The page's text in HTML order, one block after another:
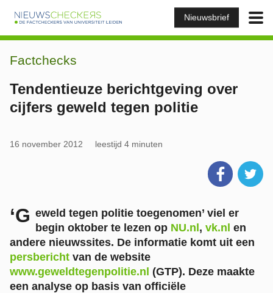
Nieuwsbrief
Factchecks
Tendentieuze berichtgeving over
cijfers geweld tegen politie
16 november 2012 leestijd 4 minuten
‘G eweld tegen politie toegenomen’ viel er
begin oktober te lezen op NU.nl, vk.nl en
andere nieuwssites. De informatie komt uit een
persbericht van de website
www.geweldtegenpolitie.nl (GTP). Deze maakte
een analyse op basis van officiële